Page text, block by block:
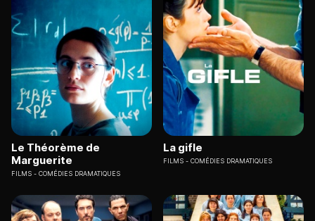
Le Théorème de
Marguerite
FILMS COMÉDIES DRAMATIQUES
La gifle
FILMS COMÉDIES DRAMATIQUES